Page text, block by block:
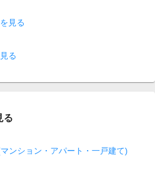
見る
る
る
ンション・アパート・一戸建て)